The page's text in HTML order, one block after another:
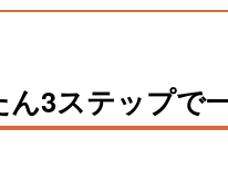
3ステップで